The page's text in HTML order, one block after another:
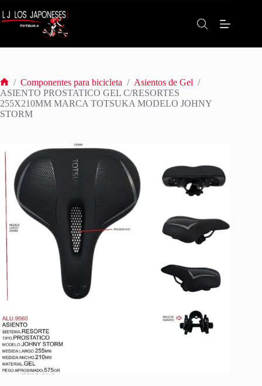
al
contenido
Inicio
/ Componentes para bicicleta / Asientos de Gel /
ASIENTO PROSTATICO GEL C/RESORTES
255X210MM MARCA TOTSUKA MODELO JOHNY
STORM